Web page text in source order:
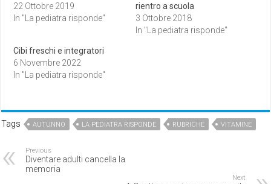
22 Ottobre 2019
In "La pediatra risponde"
rientro a scuola
3 Ottobre 2018
In "La pediatra risponde"
Cibi freschi e integratori
6 Novembre 2022
In "La pediatra risponde"
Tags AUTUNNO LA PEDIATRA RISPONDE RUBRICHE VITAMINE
Previous
Diventare adulti cancella la
memoria
Next